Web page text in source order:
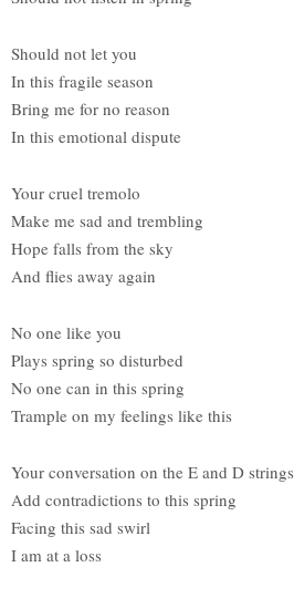
Should not let you
In this fragile season
Bring me for no reason
In this emotional dispute
Your cruel tremolo
Make me sad and trembling
Hope falls from the sky
And flies away again
No one like you
Plays spring so disturbed
No one can in this spring
Trample on my feelings like this
Your conversation on the E and D strings
Add contradictions to this spring
Facing this sad swirl
I am at a loss